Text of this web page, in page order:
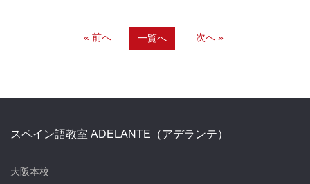
« 前へ 一覧へ 次へ »
スペイン語教室 ADELANTE（アデランテ）
大阪本校